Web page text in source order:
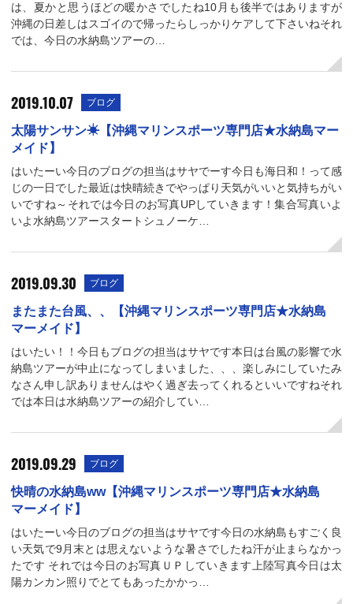
は、夏かと思うほどの暖かさでしたね10月も後半ではありますが
沖縄の日差しはスゴイので帰ったらしっかりケアして下さいねそれ
では、今日の水納島ツアーの…
2019.10.07 ブログ
太陽サンサン☀【沖縄マリンスポーツ専門店★水納島マー
メイド】
はいたーい今日のブログの担当はサヤでーす今日も海日和！って感
じの一日でした最近は快晴続きでやっぱり天気がいいと気持ちがい
いですね～それでは今日のお写真UPしていきます！集合写真いよ
いよ水納島ツアースタートシュノーケ…
2019.09.30 ブログ
またまた台風、、【沖縄マリンスポーツ専門店★水納島
マーメイド】
はいたい！！今日もブログの担当はサヤです本日は台風の影響で水
納島ツアーが中止になってしまいました、、、楽しみにしていたみ
なさん申し訳ありませんはやく過ぎ去ってくれるといいですねそれ
では本日は水納島ツアーの紹介してい…
2019.09.29 ブログ
快晴の水納島ww【沖縄マリンスポーツ専門店★水納島
マーメイド】
はいたーい今日のブログの担当はサヤです今日の水納島もすごく良
い天気で9月末とは思えないような暑さでしたね汗が止まらなかっ
たです それでは今日のお写真ＵＰしていきます上陸写真今日は太
陽カンカン照りでとてもあったかかっ…